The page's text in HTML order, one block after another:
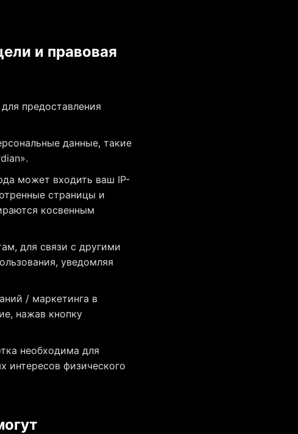
и правовая
предоставления
данные, такие
может входить ваш IP-
страницы и
косвенным
для связи с другими
уведомляя
/ маркетинга в
нажав кнопку
необходима для
интересов физического